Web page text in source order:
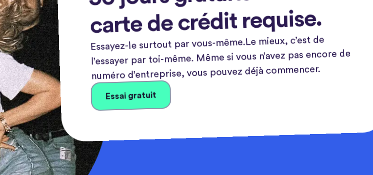
carte de crédit requise.
Essayez-le surtout par vous-même.Le mieux, c’est de
l’essayer par toi-même. Même si vous n’avez pas encore de
numéro d’entreprise, vous pouvez déjà commencer.
Essai gratuit